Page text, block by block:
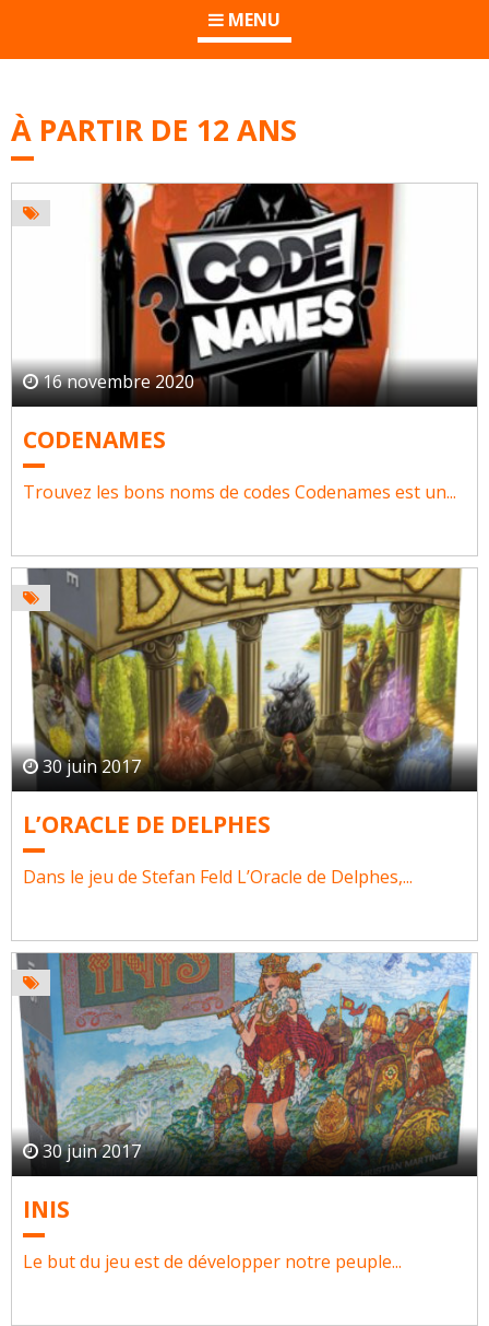
MENU
À PARTIR DE 12 ANS
16 novembre 2020
CODENAMES
Trouvez les bons noms de codes Codenames est un...
30 juin 2017
L’ORACLE DE DELPHES
Dans le jeu de Stefan Feld L’Oracle de Delphes,...
30 juin 2017
INIS
Le but du jeu est de développer notre peuple...